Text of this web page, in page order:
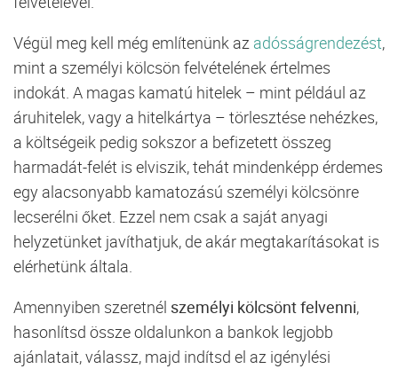
Végül meg kell még említenünk az adósságrendezést,
mint a személyi kölcsön felvételének értelmes
indokát. A magas kamatú hitelek – mint például az
áruhitelek, vagy a hitelkártya – törlesztése nehézkes,
a költségeik pedig sokszor a befizetett összeg
harmadát-felét is elviszik, tehát mindenképp érdemes
egy alacsonyabb kamatozású személyi kölcsönre
lecserélni őket. Ezzel nem csak a saját anyagi
helyzetünket javíthatjuk, de akár megtakarításokat is
elérhetünk általa.
Amennyiben szeretnél személyi kölcsönt felvenni,
hasonlítsd össze oldalunkon a bankok legjobb
ajánlatait, válassz, majd indítsd el az igénylési